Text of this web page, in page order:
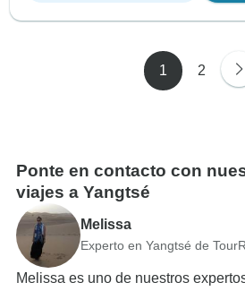
1 2
Ponte en contacto con
viajes a Yangtsé
Melissa
Experto en Yangtsé de
Melissa es uno de nuestros